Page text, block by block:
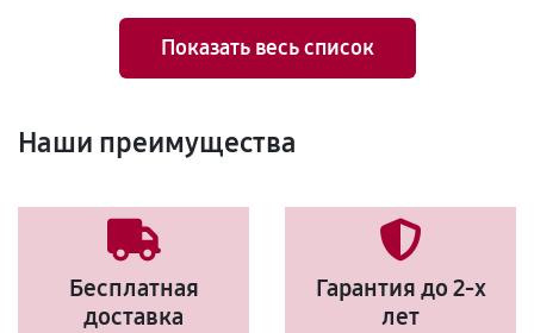
Показать весь список
Наши преимущества
Бесплатная
доставка
Гарантия до 2-х
лет